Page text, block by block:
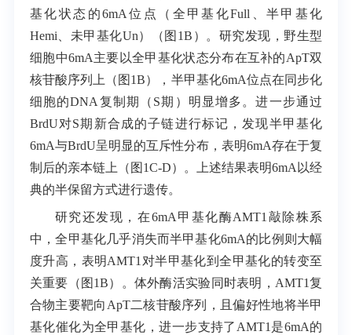
基化状态的6mA 位点（全甲基化Full 、半甲基化
Hemi 、未甲基化Un）（图1B）。研究发现，野生型
细胞中6mA主要以全甲基化状态分布在互补的ApT双
核苷酸序列上（图1B），半甲基化6mA位点在同步化
细胞的DNA 复制期（S期）明显增多。进一步通过
BrdU对S期新合成的子链进行标记，发现半甲基化
6mA与BrdU呈明显的互斥性分布，表明6mA存在于复
制后的亲本链上（图1C-D）。上述结果表明6mA 以经
典的半保留方式进行遗传。
研究还发现，在6mA 甲基化酶AMT1 敲除株系
中，全甲基化几乎消失而半甲基化6mA的比例则大幅
度升高，表明AMT1 对半甲基化到全甲基化的转变至
关重要（图1B）。体外酶活实验同时表明， AMT1复
合物主要靶向 ApT二核苷酸序列，且偏好性地将半甲
基化催化为全甲基化，进一步支持了 AMT1 是6mA的